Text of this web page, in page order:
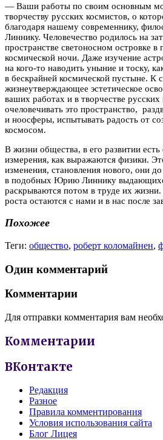
— Ваши работы по своим основным
творчеству русских космистов, о
благодаря нашему современнику,
Линнику. Человечество родилось на
пространстве светоносном островке в
космической ночи. Даже изучение
на кого-то наводить уныние и тоску,
в бескрайней космической пустыне. К
жизнеутверждающее эстетическое
ваших работах и в творчестве
очеловечивать это пространство,
и ноосферы, испытывать радость от
космосом.
В жизни общества, в его развитии есть
измерения, как выражаются физики.
изменения, становления нового, они
в подобных Юрию Линнику
раскрываются потом в труде их
роста остаются с нами и в нас после
Похожее
Теги: общество, роберт коломайнен,
Один комментарий
Комментарии
Для отправки комментария вам
Комментарии
ВКонтакте
Редакция
Разное
Правила комментирования
Условия использования сайта
Блог Лицея